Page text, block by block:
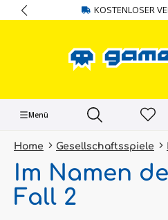
springen KOSTENLOSER
Menü
Home Gesellschaftsspiele
Im Namen
Fall 2